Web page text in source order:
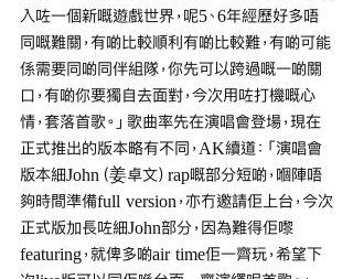
入咗一個新嘅遊戲世界，呢5、6年經歷好多唔
同嘅難關，有啲比較順利有啲比較難，有啲可能
係需要同啲同伴組隊，你先可以跨過嘅一啲關
口，有啲你要獨自去面對，今次用咗打機嘅心
情，套落首歌。」歌曲率先在演唱會登場，現在
正式推出的版本略有不同，AK續道：「演唱會
版本細John（姜卓文）rap嘅部分短啲，嗰陣唔
夠時間準備full version，亦冇邀請佢上台，今次
正式版加長咗細John部分，因為難得佢嚟
featuring，就俾多啲air time佢一齊玩，希望下